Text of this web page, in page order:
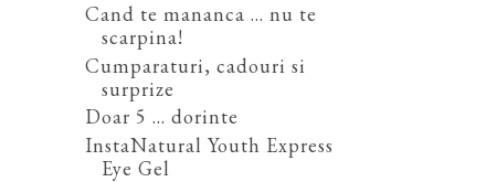
Cand te mananca ... nu te
scarpina!
Cumparaturi, cadouri si
surprize
Doar 5 ... dorinte
InstaNatural Youth Express
Eye Gel